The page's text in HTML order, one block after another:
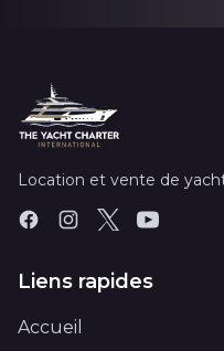
Location et vente de
Liens rapides
Accueil